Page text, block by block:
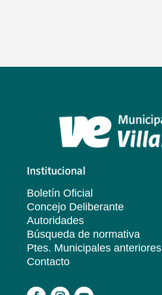
Institucional
Boletín Oficial
Concejo Deliberante
Autoridades
Búsqueda de normativa
Ptes. Municipales anteriores
Contacto